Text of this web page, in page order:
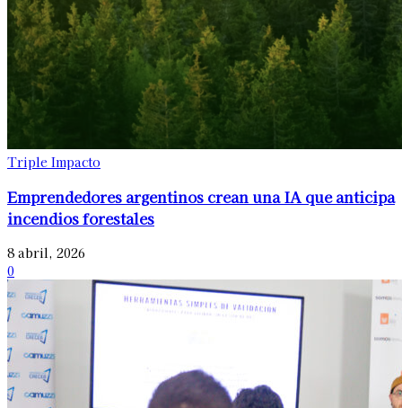
Triple Impacto
Emprendedores argentinos crean una IA que anticipa
incendios forestales
8 abril, 2026
0